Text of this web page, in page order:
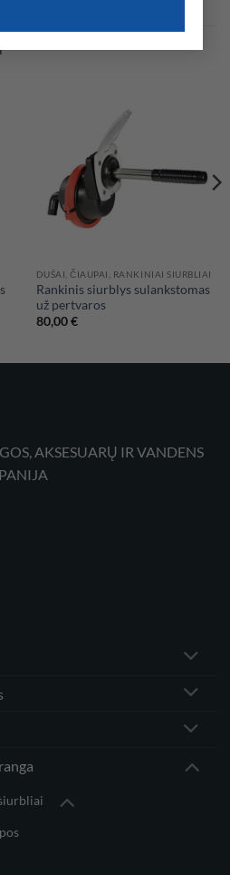
DUŠAI, ČIAUPAI, RANKINIAI SIURBLIAI
Rankinis siurblys sulankstomas
už pertvaros
80,00€
AKSESUARŲ IR VANDENS